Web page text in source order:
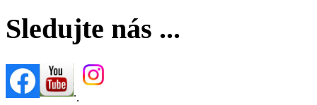
Sledujte nás ...
..